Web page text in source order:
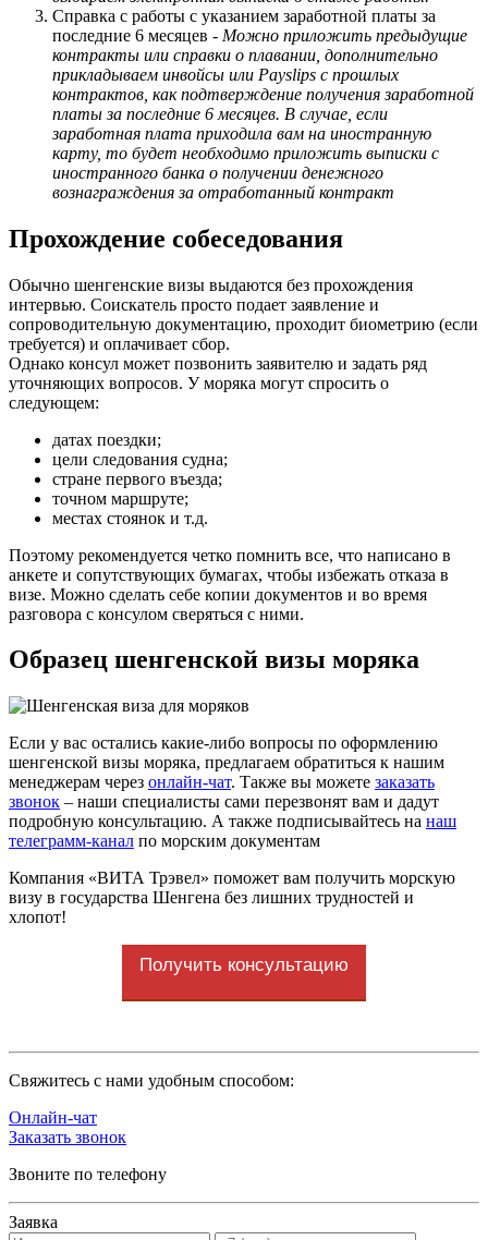
Справка с работы с указанием заработной платы за
последние 6 месяцев - Можно приложить предыдущие
контракты или справки о плавании, дополнительно
прикладываем инвойсы или Payslips с прошлых
контрактов, как подтверждение получения заработной
платы за последние 6 месяцев. В случае, если
заработная плата приходила вам на иностранную
карту, то будет необходимо приложить выписки с
иностранного банка о получении денежного
вознаграждения за отработанный контракт
Прохождение собеседования
Обычно шенгенские визы выдаются без прохождения
интервью. Соискатель просто подает заявление и
сопроводительную документацию, проходит биометрию (если
требуется) и оплачивает сбор.
Однако консул может позвонить заявителю и задать ряд
уточняющих вопросов. У моряка могут спросить о
следующем:
датах поездки;
цели следования судна;
стране первого въезда;
точном маршруте;
местах стоянок и т.д.
Поэтому рекомендуется четко помнить все, что написано в
анкете и сопутствующих бумагах, чтобы избежать отказа в
визе. Можно сделать себе копии документов и во время
разговора с консулом сверяться с ними.
Образец шенгенской визы моряка
Если у вас остались какие-либо вопросы по оформлению
шенгенской визы моряка, предлагаем обратиться к нашим
менеджерам через онлайн-чат. Также вы можете заказать
звонок – наши специалисты сами перезвонят вам и дадут
подробную консультацию. А также подписывайтесь на наш
телеграмм-канал по морским документам
Компания «ВИТА Трэвел» поможет вам получить морскую
визу в государства Шенгена без лишних трудностей и
хлопот!
Получить консультацию
Cвяжитесь с нами удобным способом:
Онлайн-чат
Заказать звонок
Звоните по телефону
Заявка